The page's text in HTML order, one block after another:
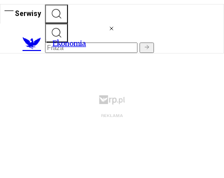
Serwisy
Ekonomia